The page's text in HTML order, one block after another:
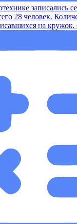
записались
28 человек.
на кружок,